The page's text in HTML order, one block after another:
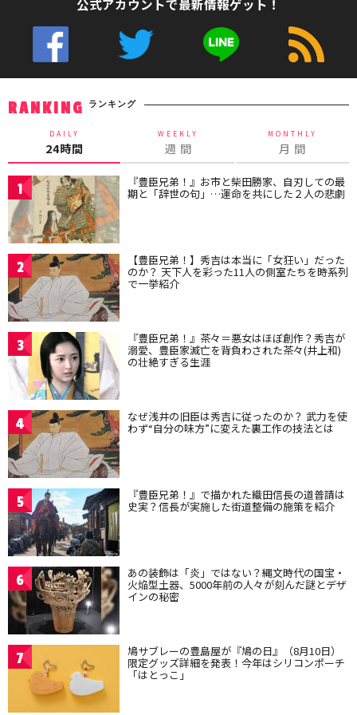
公式アカウントで最新情報ゲット！
RANKING ランキング
DAILY
24時間
WEEKLY
週 間
MONTHLY
月 間
1 『豊臣兄弟！』お市と柴田勝家、自刃しての最
期と「辞世の句」…運命を共にした２人の悲劇
2 【豊臣兄弟！】秀吉は本当に「女狂い」だった
のか？ 天下人を彩った11人の側室たちを時系列
で一挙紹介
3 『豊臣兄弟！』茶々＝悪女はほぼ創作？秀吉が
溺愛、豊臣家滅亡を背負わされた茶々(井上和)
の壮絶すぎる生涯
4 なぜ浅井の旧臣は秀吉に従ったのか？ 武力を使
わず“自分の味方”に変えた裏工作の技法とは
5 『豊臣兄弟！』で描かれた織田信長の道普請は
史実？信長が実施した街道整備の施策を紹介
6 あの装飾は「炎」ではない？縄文時代の国宝・
火焔型土器、5000年前の人々が刻んだ謎とデザ
インの秘密
7 鳩サブレーの豊島屋が『鳩の日』（8月10日）
限定グッズ詳細を発表！今年はシリコンポーチ
「はとっこ」